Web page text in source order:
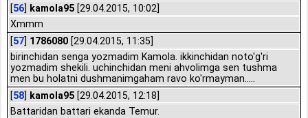
[56] kamola95 [29.04.2015, 10:02]
Xmmm
[57] 1786080 [29.04.2015, 11:35]
birinchidan senga yozmadim Kamola. ikkinchidan noto'g'ri
yozmadim shekili. uchinchidan meni ahvolimga sen tushma
men bu holatni dushmanimgaham ravo ko'rmayman.....
[58] kamola95 [29.04.2015, 12:18]
Battaridan battari ekanda Temur.